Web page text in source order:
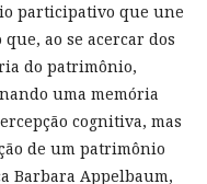
participativo que une
ao se acercar dos
do patrimônio,
uma memória
cognitiva, mas
de um patrimônio
Barbara Appelbaum,